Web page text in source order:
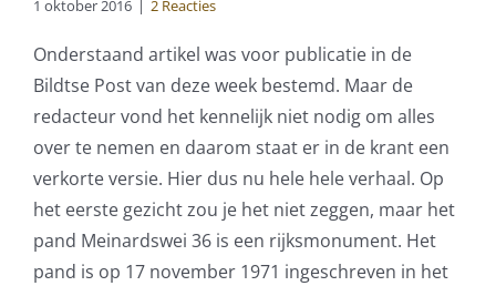
1 oktober 2016 2 Reacties
Onderstaand artikel was voor publicatie in de
Bildtse Post van deze week bestemd. Maar de
redacteur vond het kennelijk niet nodig om alles
over te nemen en daarom staat er in de krant een
verkorte versie. Hier dus nu hele hele verhaal. Op
het eerste gezicht zou je het niet zeggen, maar het
pand Meinardswei 36 is een rijksmonument. Het
pand is op 17 november 1971 ingeschreven in het